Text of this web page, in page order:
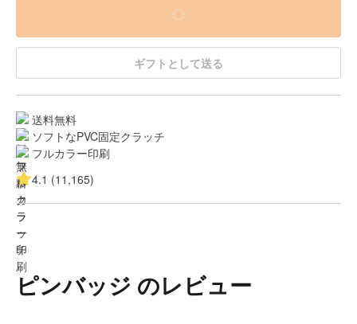
ギフトとして送る
送料無料
ソフトなPVC固定クラッチ
フルカラー印刷
4.1 (11,165)
ピンバッジ のレビュー